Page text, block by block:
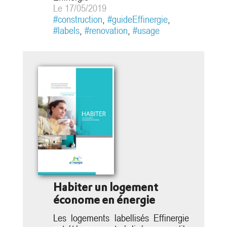
utilisateurs de bâtiments tertiaires,
par leurs usages quotidiens et leurs
vigilances, qui font que ces
bâtiments conçus et réalisés pour
consommations d’énergie soient
Le 17/05/2019
#construction #guideEffinergie,
#labels, #renovation #usage
Habiter un logement
économe en énergie
Les logements labellisés Effinergie